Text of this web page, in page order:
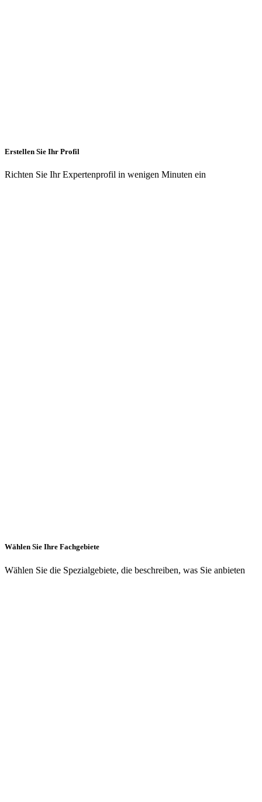
Erstellen Sie Ihr Profil
Richten Sie Ihr Expertenprofil in wenigen Minuten ein
Wählen Sie Ihre Fachgebiete
Wählen Sie die Spezialgebiete, die beschreiben, was Sie anbieten